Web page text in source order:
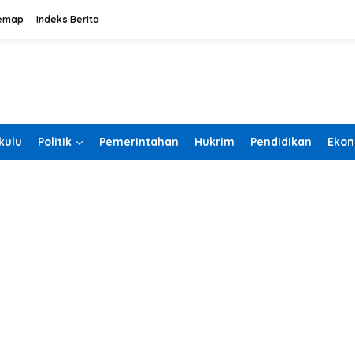
Indeks Berita
Politik Pemerintahan Hukrim Pendidikan